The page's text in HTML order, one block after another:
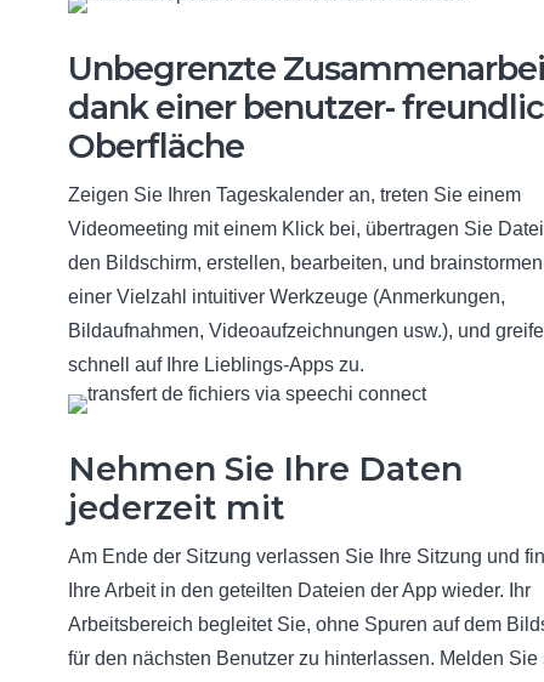
Unbegrenzte
dank einer benutzer-
Oberfläche
Zeigen Sie Ihren Tageskalender an, treten Sie einem
Videomeeting mit einem Klick bei, übertragen Sie
den Bildschirm, erstellen, bearbeiten, und
einer Vielzahl intuitiver Werkzeuge (Anmerkungen,
Bildaufnahmen, Videoaufzeichnungen usw.), und
schnell auf Ihre Lieblings-Apps zu.
Nehmen Sie Ihre Daten
jederzeit mit
Am Ende der Sitzung verlassen Sie Ihre Sitzung und
Ihre Arbeit in den geteilten Dateien der App wieder. Ihr
Arbeitsbereich begleitet Sie, ohne Spuren auf dem
für den nächsten Benutzer zu hinterlassen. Melden Sie